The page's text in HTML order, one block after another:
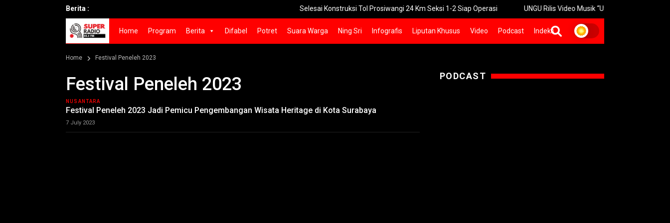
Berita : Selesai Konstruksi Tol Prosiwangi 24 Km Seksi 1-2 Siap Operasi UNGU Rilis Video Musik “Utara-Selatan” Sambut Konser
Home Program Berita Difabel Potret Suara Warga Ning Sri Infografis Liputan Khusus Video Podcast Indeks
Home Festival Peneleh 2023
Festival Peneleh 2023
NUSANTARA
Festival Peneleh 2023 Jadi Pemicu Pengembangan Wisata Heritage di Kota Surabaya
7 July 2023
PODCAST